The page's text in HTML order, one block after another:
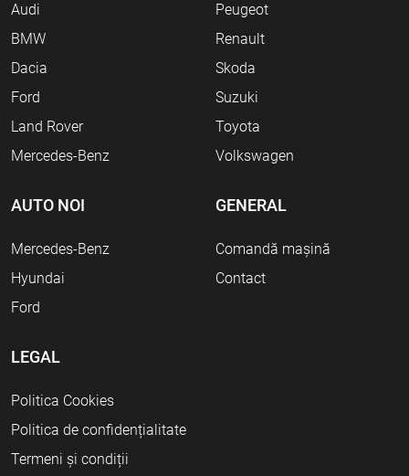
Audi
BMW
Dacia
Ford
Land Rover
Mercedes-Benz
Peugeot
Renault
Skoda
Suzuki
Toyota
Volkswagen
AUTO NOI
Mercedes-Benz
Hyundai
Ford
GENERAL
Comandă mașină
Contact
LEGAL
Politica Cookies
Politica de confidențialitate
Termeni și condiții